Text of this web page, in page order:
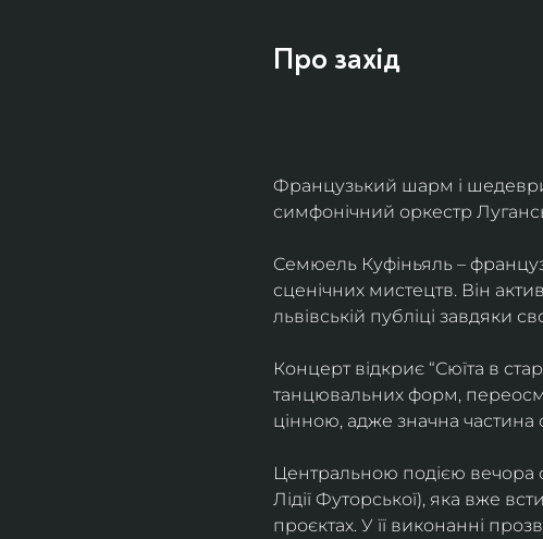
Про захід
Французький шарм і шедеври
симфонічний оркестр
Семюель Куфіньяль –
сценічних мистецтв. Він
львівській публіці завдяки
Концерт відкриє “Сюїта в
танцювальних форм,
цінною, адже значна частина
Центральною подією вечора
Лідії Футорської), яка вже
проєктах. У її виконанні